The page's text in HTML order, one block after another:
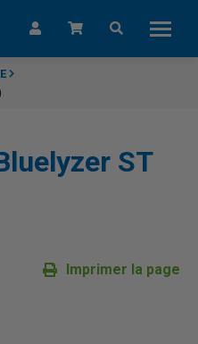
ST
Imprimer la page